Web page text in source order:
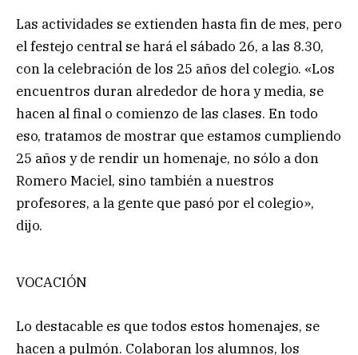
Las actividades se extienden hasta fin de mes, pero
el festejo central se hará el sábado 26, a las 8.30,
con la celebración de los 25 años del colegio. «Los
encuentros duran alrededor de hora y media, se
hacen al final o comienzo de las clases. En todo
eso, tratamos de mostrar que estamos cumpliendo
25 años y de rendir un homenaje, no sólo a don
Romero Maciel, sino también a nuestros
profesores, a la gente que pasó por el colegio»,
dijo.
VOCACIÓN
Lo destacable es que todos estos homenajes, se
hacen a pulmón. Colaboran los alumnos, los